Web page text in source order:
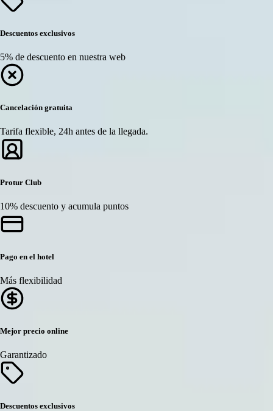
Descuentos exclusivos
5% de descuento en nuestra web
Cancelación gratuita
Tarifa flexible, 24h antes de la llegada.
Protur Club
10% descuento y acumula puntos
Pago en el hotel
Más flexibilidad
Mejor precio online
Garantizado
Descuentos exclusivos